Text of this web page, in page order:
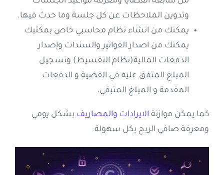
وتدوين الملاحظات عن كل جلسة وما حدث فيها.
يمكنك من انشاء نظام محاسبي خاص بمكتبك
يمكنك من اصدار الفواتير والسندات وإصدار
الدفعات المالية(نظام التقسيط) وتسجيل
المبلغ المتفق عليه في القضية و الدفعات
المقدمة و المبلغ المتبقي،
كما يمكن موازنة الايرادات والمصاريف بشكل يومي
ومعرفة صافي الربح بكل سهولة.